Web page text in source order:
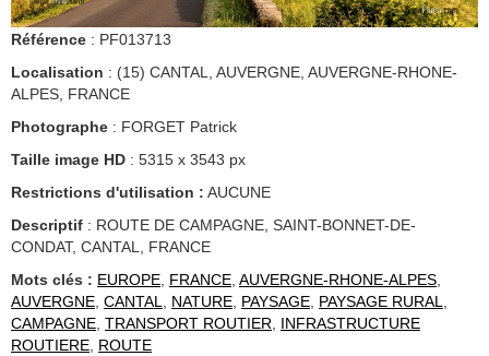
Référence : PF013713
Localisation : (15) CANTAL, AUVERGNE, AUVERGNE-RHONE-
ALPES, FRANCE
Photographe : FORGET Patrick
Taille image HD : 5315 x 3543 px
Restrictions d'utilisation : AUCUNE
Descriptif : ROUTE DE CAMPAGNE, SAINT-BONNET-DE-
CONDAT, CANTAL, FRANCE
Mots clés : EUROPE, FRANCE, AUVERGNE-RHONE-ALPES,
AUVERGNE, CANTAL, NATURE, PAYSAGE, PAYSAGE RURAL,
CAMPAGNE, TRANSPORT ROUTIER, INFRASTRUCTURE
ROUTIERE, ROUTE